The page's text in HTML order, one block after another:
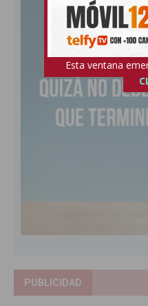
PUBLICIDAD
Esta ventana